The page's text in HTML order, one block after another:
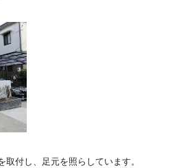
付し、足元を照らしています。